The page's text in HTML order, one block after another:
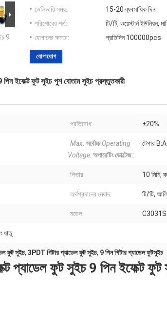
9
ডেলিভারি সময়:
15-20 ব্যবসায়িক দিন
পরিশোধের শর্ত:
টি/টি, ওয়েস্টার্ন ইউনিয়ন,
যোগানের ক্ষমতা:
প্রতিদিন 100000pcs
যোগাযোগ
ইফেক্ট ফুট সুইচ পুশ বোতাম সুইচ প্রস্তুতকারী
প্রতিরোধ: ±20%
Max. সর্বোচ্চ Operating
Voltage:অপারেটিং ভোল্টেজ::
টেপার
লিভার: 10 মিমি,
অর্থপ্রদানের মেয়াদ: টি/টি,
মডেল: C3031S
ধাতু
ফুট সুইচ, 3PDT গিটার প্যাডেল ফুট সুইচ, 9 পিন গিটার প্যাডেল ফুটসুইচ
প্যাডেল ফুট সুইচ 9 পিন ইফেক্ট